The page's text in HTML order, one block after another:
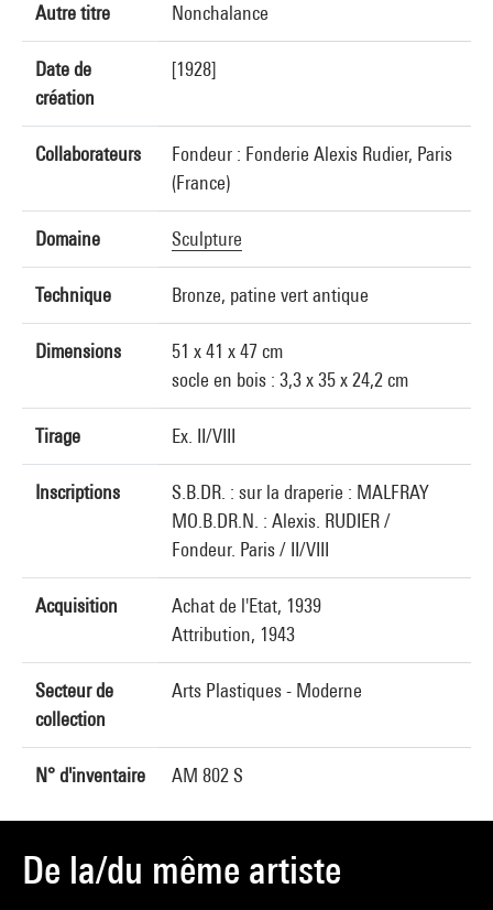
Autre titre Nonchalance
Date de
création
[1928]
Collaborateurs
Fondeur : Fonderie Alexis Rudier, Paris
(France)
Domaine Sculpture
Technique Bronze, patine vert antique
Dimensions
51 x 41 x 47 cm
socle en bois : 3,3 x 35 x 24,2 cm
Tirage Ex. II/VIII
Inscriptions
S.B.DR. : sur la draperie : MALFRAY
MO.B.DR.N. : Alexis. RUDIER /
Fondeur. Paris / II/VIII
Acquisition
Achat de l'Etat, 1939
Attribution, 1943
Secteur de
collection
Arts Plastiques - Moderne
N° d'inventaire AM 802 S
De la/du même artiste